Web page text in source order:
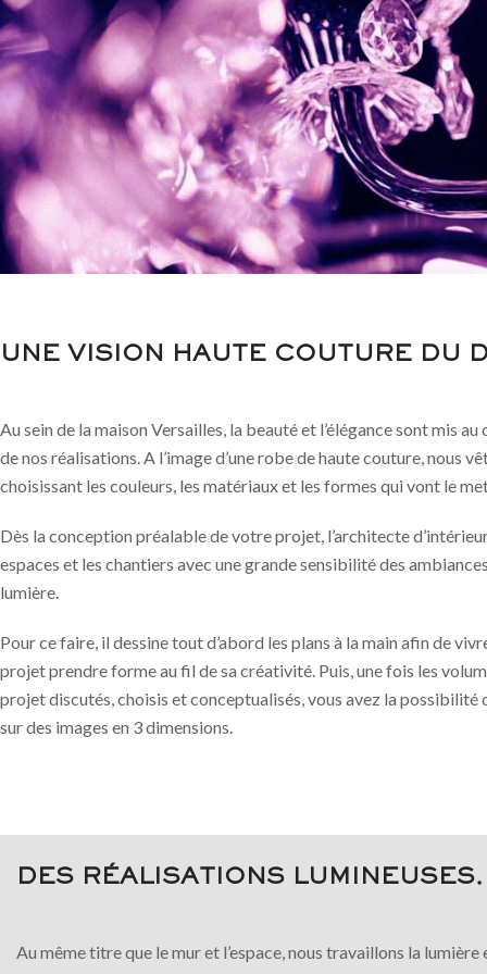
UNE VISION HAUTE COUTURE DU
Au sein de la maison Versailles, la beauté et l’élégance sont mis
de nos réalisations. A l’image d’une robe de haute couture, nous
choisissant les couleurs, les matériaux et les formes qui vont le
Dès la conception préalable de votre projet, l’architecte
espaces et les chantiers avec une grande sensibilité des
lumière.
Pour ce faire, il dessine tout d’abord les plans à la main afin de
projet prendre forme au fil de sa créativité. Puis, une fois les
projet discutés, choisis et conceptualisés, vous avez la
sur des images en 3 dimensions.
DES RÉALISATIONS LUMINEUSES.
Au même titre que le mur et l’espace, nous travaillons la